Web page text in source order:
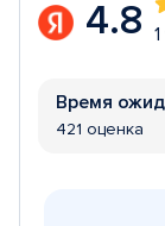
4.8
Время
421 оценка